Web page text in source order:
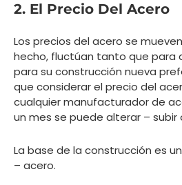
2. El Precio Del Acero
Los precios del acero se
hecho, fluctúan tanto que para
para su construcción nueva
que considerar el precio del
cualquier manufacturador de
un mes se puede alterar – subir
La base de la construcción es
– acero.